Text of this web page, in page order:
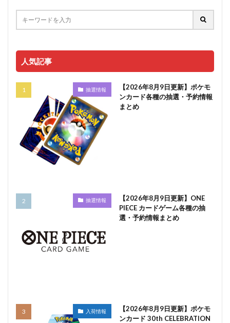
人気記事
抽選情報
【2026年8月9日更新】ポケモ
ンカード各種の抽選・予約情報
まとめ
抽選情報
【2026年8月9日更新】ONE
PIECE カードゲーム各種の抽
選・予約情報まとめ
入荷情報
【2026年8月9日更新】ポケモ
ンカード 30th CELEBRATION